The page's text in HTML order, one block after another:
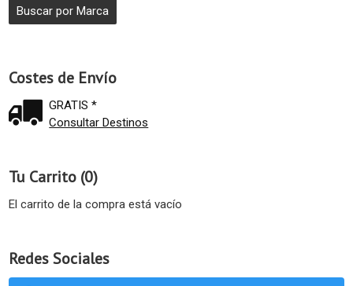
Costes de Envío
GRATIS *
Consultar Destinos
Tu Carrito (0)
El carrito de la compra está vacío
Redes Sociales